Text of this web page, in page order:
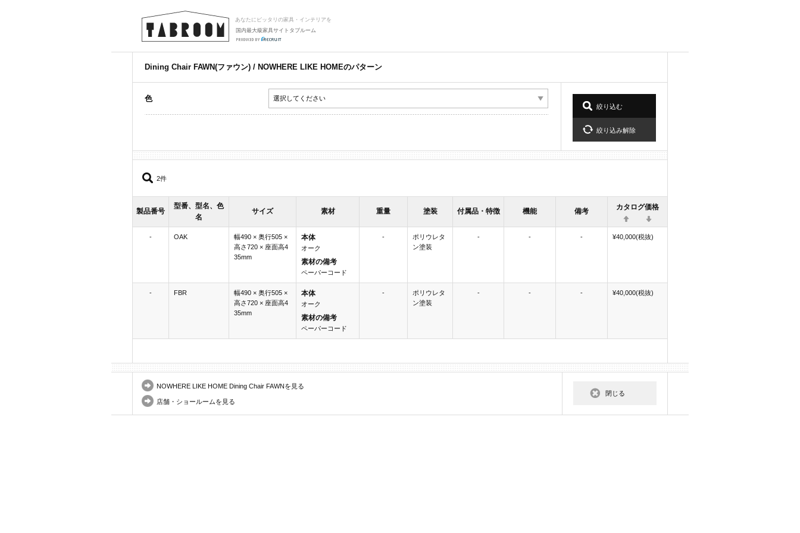
あなたにピッタリの家具・インテリアを
国内最大級家具サイトタブルーム
Dining Chair FAWN(ファウン) / NOWHERE LIKE HOMEのパターン
色
2件
製品番号
型番、型名、色
名
サイズ 素材 重量 塗装 付属品・特徴 機能 備考 カタログ価格
- OAK
幅490 × 奥行505 ×
高さ720 × 座面高4
35mm
本体
オーク
素材の備考
ペーパーコード
-
ポリウレタ
ン塗装
- - - ¥40,000(税抜)
- FBR
幅490 × 奥行505 ×
高さ720 × 座面高4
35mm
本体
オーク
素材の備考
ペーパーコード
-
ポリウレタ
ン塗装
- - - ¥40,000(税抜)
NOWHERE LIKE HOME Dining Chair FAWNを見る
店舗・ショールームを見る
閉じる